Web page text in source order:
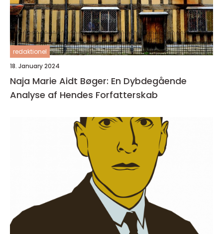
redaktionel
18. January 2024
Naja Marie Aidt Bøger: En Dybdegående
Analyse af Hendes Forfatterskab